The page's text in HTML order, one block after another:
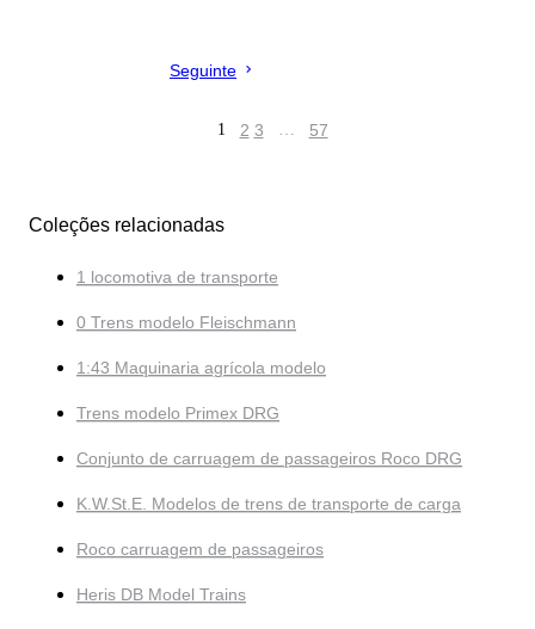
Seguinte
1 2 3 … 57
Coleções relacionadas
1 locomotiva de transporte
0 Trens modelo Fleischmann
1:43 Maquinaria agrícola modelo
Trens modelo Primex DRG
Conjunto de carruagem de passageiros Roco DRG
K.W.St.E. Modelos de trens de transporte de carga
Roco carruagem de passageiros
Heris DB Model Trains